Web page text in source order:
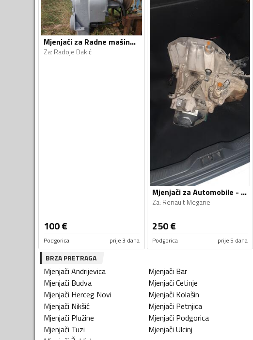
Mjenjači za Radne mašine - Radoje Dakić, Clark - 1990, 1990
Za: Radoje Dakić
100€
Podgorica prije 3 dana
Mjenjači za Automobile - Renault - Megane - 2011, 2013
Za: Renault Megane
250€
Podgorica prije 5 dana
BRZA PRETRAGA
Mjenjači Andrijevica Mjenjači Bar
Mjenjači Budva Mjenjači Cetinje
Mjenjači Herceg Novi Mjenjači Kolašin
Mjenjači Nikšić Mjenjači Petnjica
Mjenjači Plužine Mjenjači Podgorica
Mjenjači Tuzi Mjenjači Ulcinj